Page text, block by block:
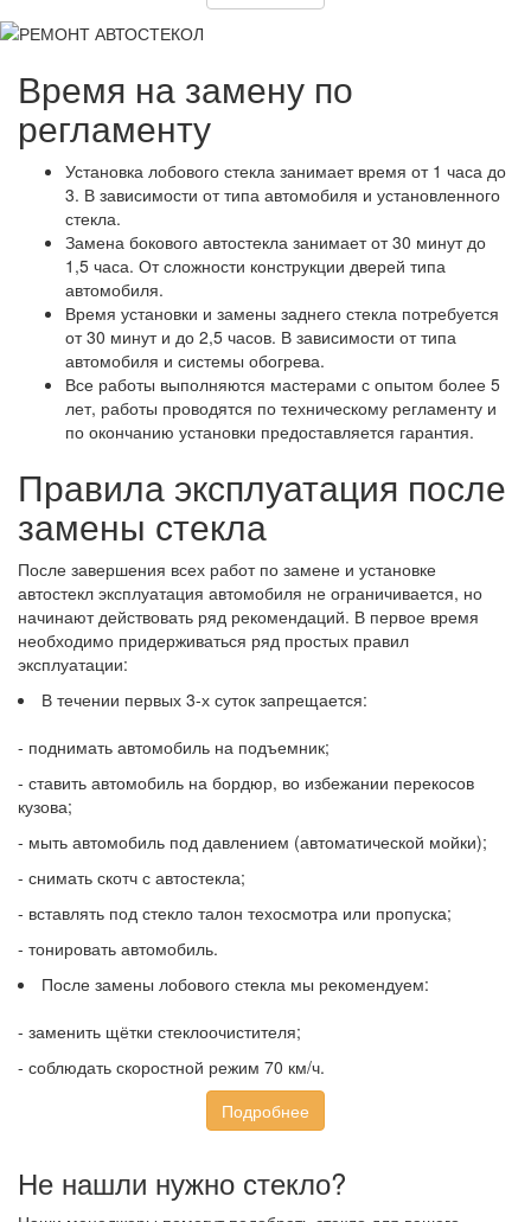
Время на замену по
регламенту
Установка лобового стекла занимает время от 1 часа до
3. В зависимости от типа автомобиля и установленного
стекла.
Замена бокового автостекла занимает от 30 минут до
1,5 часа. От сложности конструкции дверей типа
автомобиля.
Время установки и замены заднего стекла потребуется
от 30 минут и до 2,5 часов. В зависимости от типа
автомобиля и системы обогрева.
Все работы выполняются мастерами с опытом более 5
лет, работы проводятся по техническому регламенту и
по окончанию установки предоставляется гарантия.
Правила эксплуатация после
замены стекла
После завершения всех работ по замене и установке
автостекл эксплуатация автомобиля не ограничивается, но
начинают действовать ряд рекомендаций. В первое время
необходимо придерживаться ряд простых правил
эксплуатации:
В течении первых 3-х суток запрещается:
- поднимать автомобиль на подъемник;
- ставить автомобиль на бордюр, во избежании перекосов
кузова;
- мыть автомобиль под давлением (автоматической мойки);
- снимать скотч с автостекла;
- вставлять под стекло талон техосмотра или пропуска;
- тонировать автомобиль.
После замены лобового стекла мы рекомендуем:
- заменить щётки стеклоочистителя;
- соблюдать скоростной режим 70 км/ч.
Подробнее
Не нашли нужно стекло?